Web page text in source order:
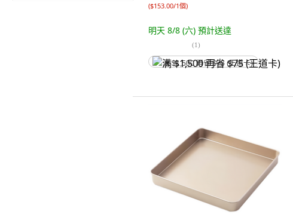
($153.00/1個)
明天 8/8 (六) 預計送達
(1)
满 $1,500 再省 $75 (王道卡)